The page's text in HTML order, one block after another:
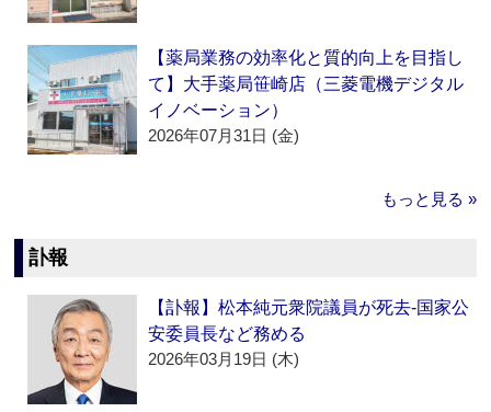
【薬局業務の効率化と質的向上を目指し
て】大手薬局笹崎店（三菱電機デジタル
イノベーション）
2026年07月31日 (金)
もっと見る »
訃報
【訃報】松本純元衆院議員が死去‐国家公
安委員長など務める
2026年03月19日 (木)